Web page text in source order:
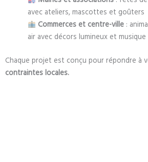
avec ateliers, mascottes et goûters
Commerces et centre-ville :
air avec décors lumineux et musique
Chaque projet est conçu pour répondre à
contraintes locales.